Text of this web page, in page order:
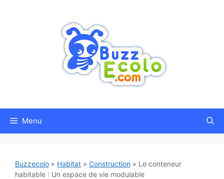
Menu
Buzzecolo » Habitat » Construction » Le conteneur
habitable : Un espace de vie modulable